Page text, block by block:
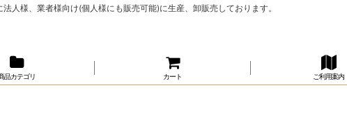
人様、業者様向け(個人様にも販売可能)に生産、卸販売しております。
品カテゴリ カート ご利用案内